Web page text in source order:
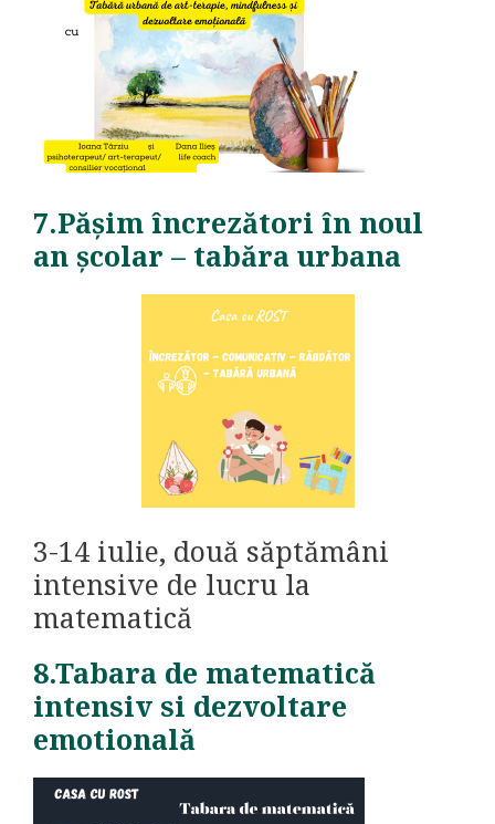
7.Pășim încrezători în noul
an școlar – tabăra urbana
3-14 iulie, două săptămâni
intensive de lucru la
matematică
8.Tabara de matematică
intensiv si dezvoltare
emotională